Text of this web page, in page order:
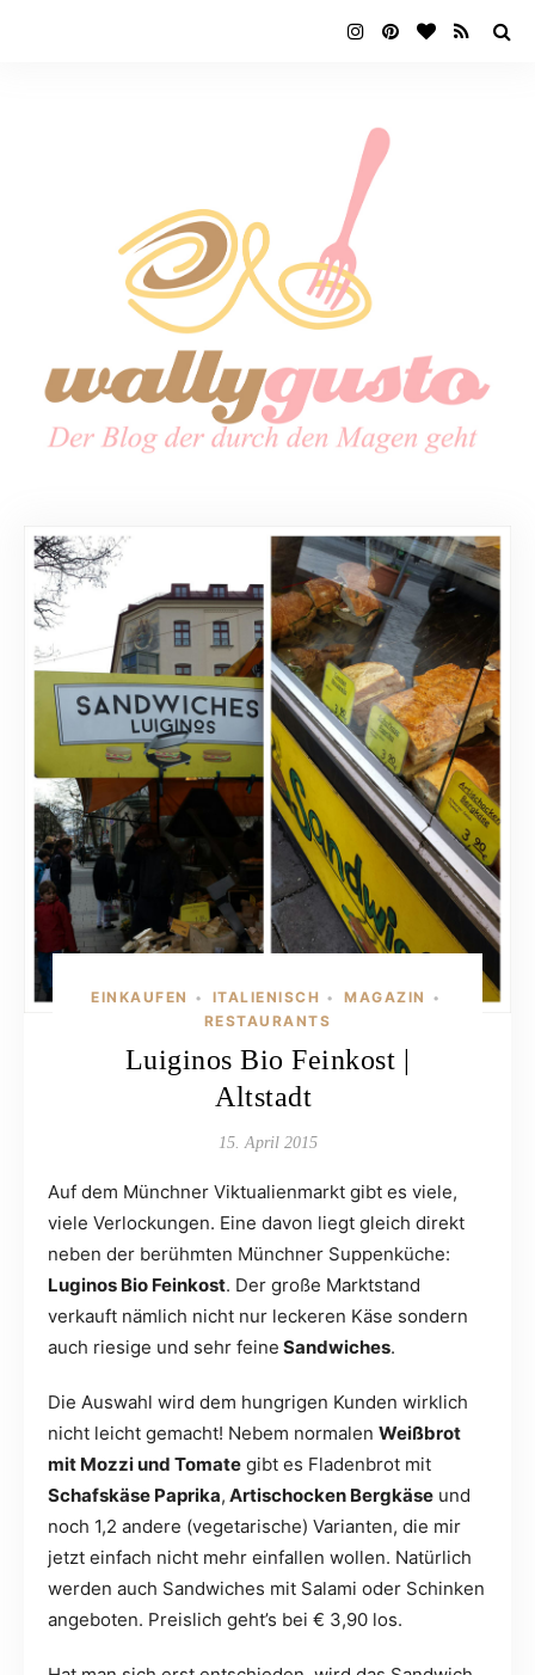
EINKAUFEN • ITALIENISCH • MAGAZIN •
RESTAURANTS
Luiginos Bio Feinkost |
Altstadt
15. April 2015
Auf dem Münchner Viktualienmarkt gibt es viele,
viele Verlockungen. Eine davon liegt gleich direkt
neben der berühmten Münchner Suppenküche:
Luginos Bio Feinkost. Der große Marktstand
verkauft nämlich nicht nur leckeren Käse sondern
auch riesige und sehr feine Sandwiches.
Die Auswahl wird dem hungrigen Kunden wirklich
nicht leicht gemacht! Nebem normalen Weißbrot
mit Mozzi und Tomate gibt es Fladenbrot mit
Schafskäse Paprika, Artischocken Bergkäse und
noch 1,2 andere (vegetarische) Varianten, die mir
jetzt einfach nicht mehr einfallen wollen. Natürlich
werden auch Sandwiches mit Salami oder Schinken
angeboten. Preislich geht’s bei € 3,90 los.